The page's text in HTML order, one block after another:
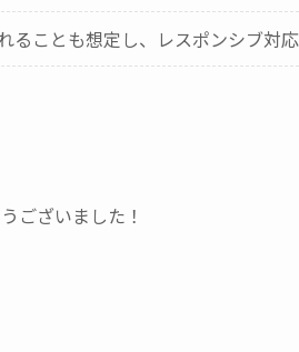
ることも想定し、レスポンシブ対応
ございました！